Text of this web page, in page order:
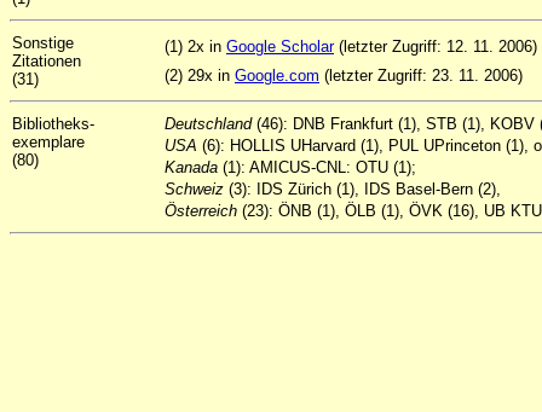
Sonstige
Zitationen
(31)
(1) 2x in Google Scholar(letzter Zugriff: 12. 11. 2006)
(2) 29x in Google.com (letzter Zugriff: 23. 11. 2006)
Bibliotheks-
exemplare
(80)
Deutschland (46): DNB Frankfurt (1), STB (1),
USA (6): HOLLIS UHarvard (1), PUL UPrinceton (1),
Kanada (1): AMICUS-CNL: OTU (1);
Schweiz (3): IDS Zürich (1), IDS Basel-Bern (2),
Österreich (23): ÖNB (1), ÖLB (1), ÖVK (16), UB